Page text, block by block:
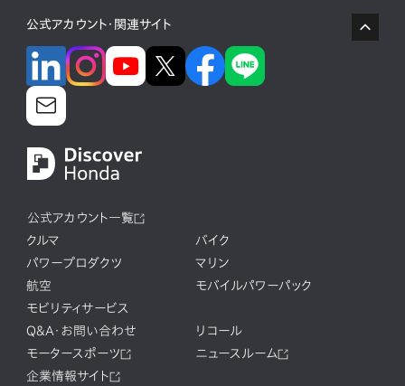
公式アカウント・関連サイト
公式アカウント一覧
クルマ
バイク
パワープロダクツ
マリン
航空
モバイルパワーパック
モビリティサービス
Q&A・お問い合わせ
リコール
モータースポーツ
ニュースルーム
企業情報サイト